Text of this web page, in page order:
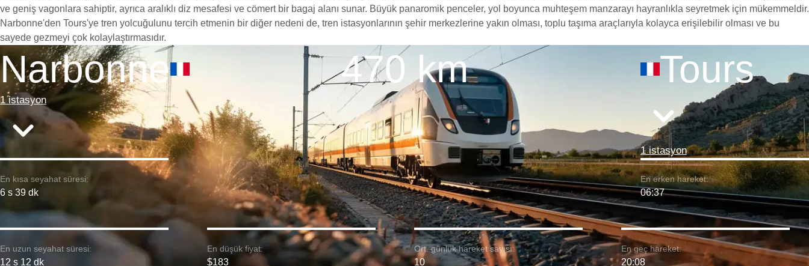
ve geniş vagonlara sahiptir, ayrıca aralıklı diz mesafesi ve cömert bir bagaj alanı sunar. Büyük panaromik penceler, yol boyunca muhteşem manzarayı hayranlıkla seyretmek için mükemmeldir.
Narbonne'den Tours'ye tren yolcuğulunu tercih etmenin bir diğer nedeni de, tren istasyonlarının şehir merkezlerine yakın olması, toplu taşıma araçlarıyla kolayca erişilebilir olması ve bu
sayede gezmeyi çok kolaylaştırmasıdır.
Narbonne
1 istasyon
470 km Tours
1 istasyon
En kısa seyahat süresi:
6 s 39 dk
En erken hareket:
06:37
En uzun seyahat süresi:
12 s 12 dk
En düşük fiyat:
$183
Ort. günlük hareket sayısı:
10
En geç hareket:
20:08